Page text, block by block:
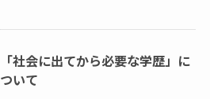
「社会に出てから必要な学歴」に
ついて